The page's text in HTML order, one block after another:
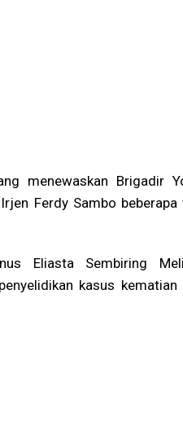
menewaskan Brigadir
Ferdy Sambo beberapa
Eliasta Sembiring
kasus